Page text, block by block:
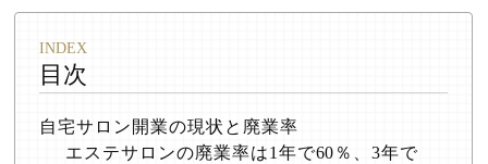
目次
自宅サロン開業の現状と廃業率
エステサロンの廃業率は1年で60％、3年で